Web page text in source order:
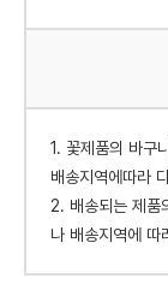
1. 꽃제품의 바구
배송지역에따라
2. 배송되는 제품
나 배송지역에 따